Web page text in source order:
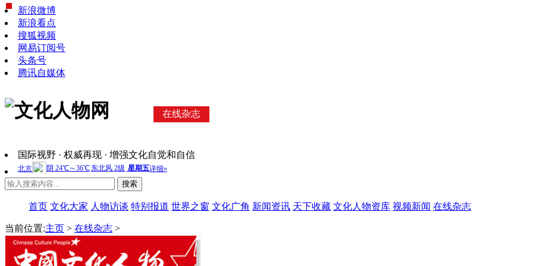
新浪微博
新浪看点
搜狐视频
网易订阅号
头条号
腾讯自媒体
在线杂志
国际视野 · 权威再现 · 增强文化自觉和自信
搜索
首页 文化大家 人物访谈 特别报道 世界之窗 文化广角 新闻资讯 天下收藏 文化人物资库 视频新闻 在线杂志
当前位置:主页 > 在线杂志 >